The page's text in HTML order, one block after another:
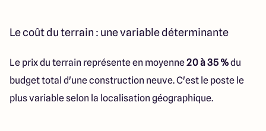
Le coût du terrain : une variable déterminante
Le prix du terrain représente en moyenne20 à 35 %du
budget total d'une construction neuve. C'est le poste le
plus variable selon la localisation géographique.